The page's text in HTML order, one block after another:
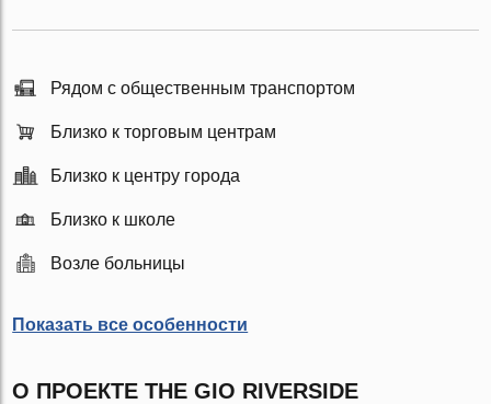
Рядом с общественным транспортом
Близко к торговым центрам
Близко к центру города
Близко к школе
Возле больницы
Показать все особенности
О ПРОЕКТЕ THE GIO RIVERSIDE